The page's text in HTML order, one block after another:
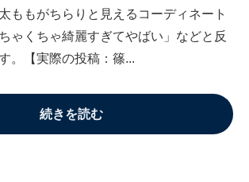
ももがちらりと見えるコーディネート
ゃくちゃ綺麗すぎてやばい」などと反
。【実際の投稿：篠...
続きを読む